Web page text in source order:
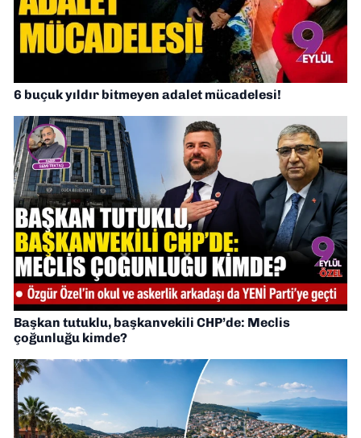
6 buçuk yıldır bitmeyen adalet mücadelesi!
Başkan tutuklu, başkanvekili CHP’de: Meclis
çoğunluğu kimde?